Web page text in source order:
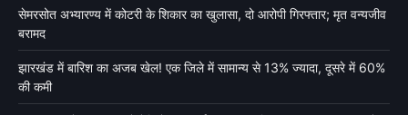
सेमरसोत अभ्यारण्य में कोटरी के शिकार का खुलासा, दो आरोपी गिरफ्तार; मृत वन्यजीव
बरामद
झारखंड में बारिश का अजब खेल! एक जिले में सामान्य से 13% ज्यादा, दूसरे में 60%
की कमी